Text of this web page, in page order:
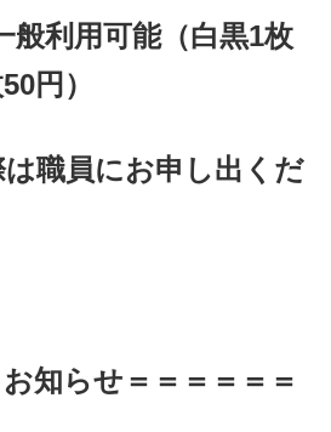
利用可能（白黒1枚
円）
職員にお申し出くだ
知らせ＝＝＝＝＝＝